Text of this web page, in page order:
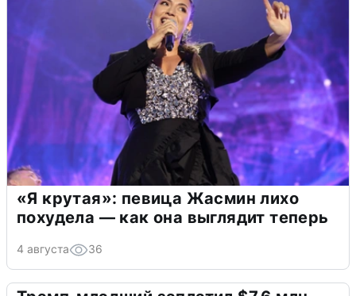
«Я крутая»: певица Жасмин лихо
похудела — как она выглядит теперь
4 августа 36